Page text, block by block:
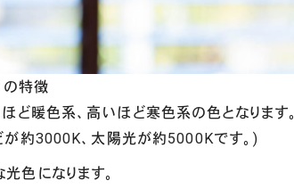
の特徴
暖色系、高いほど寒色系の色となります。
が約3000K、太陽光が約5000Kです。)
色になります。